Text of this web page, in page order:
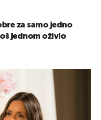
za samo jedno
jednom oživio